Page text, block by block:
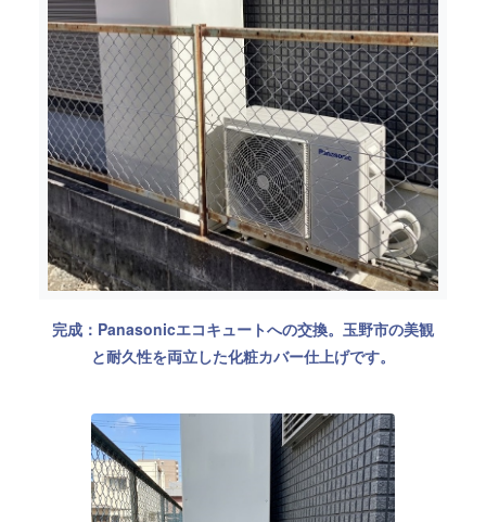
完成：Panasonicエコキュートへの交換。玉野市の美観
と耐久性を両立した化粧カバー仕上げです。